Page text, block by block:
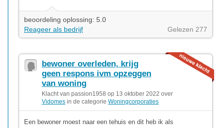
beoordeling oplossing: 5.0
Reageer als bedrijf
Gelezen 277
bewoner overleden, krijg
geen respons ivm opzeggen
van woning
Klacht van passion1958 op 13 oktober 2022 over
Vidomes in de categorie Woningcorporaties
Een bewoner moest naar een tehuis en dit heb ik als